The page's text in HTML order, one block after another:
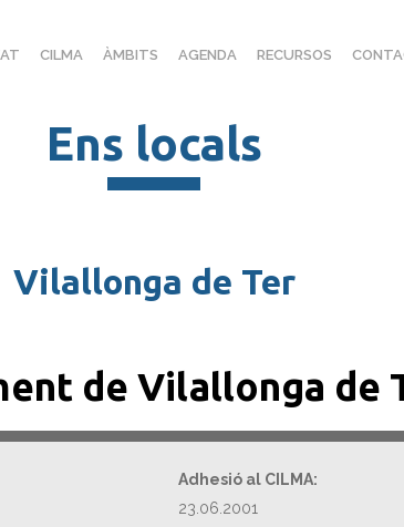
CILMA ÀMBITS AGENDA RECURSOS
Ens locals
Vilallonga de Ter
de Vilallonga de
Adhesió al CILMA:
23.06.2001